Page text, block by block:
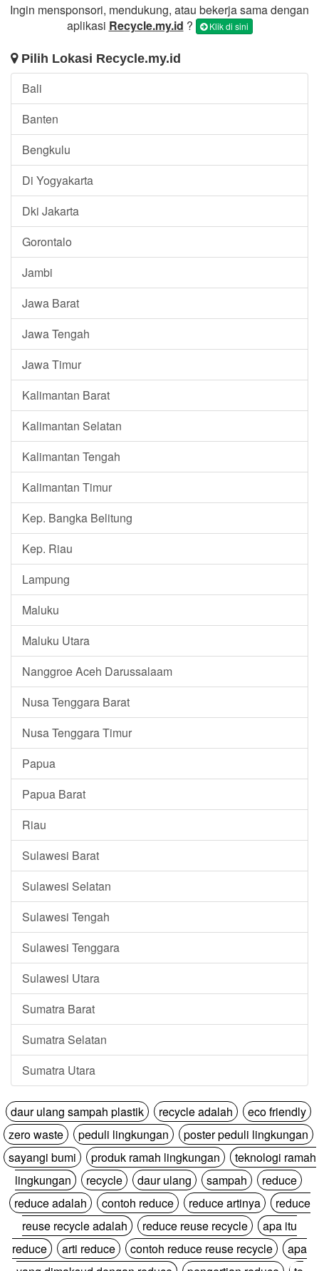
Ingin mensponsori, mendukung, atau bekerja sama dengan
aplikasi Recycle.my.id ? Klik di sini
Pilih Lokasi Recycle.my.id
Bali
Banten
Bengkulu
Di Yogyakarta
Dki Jakarta
Gorontalo
Jambi
Jawa Barat
Jawa Tengah
Jawa Timur
Kalimantan Barat
Kalimantan Selatan
Kalimantan Tengah
Kalimantan Timur
Kep. Bangka Belitung
Kep. Riau
Lampung
Maluku
Maluku Utara
Nanggroe Aceh Darussalaam
Nusa Tenggara Barat
Nusa Tenggara Timur
Papua
Papua Barat
Riau
Sulawesi Barat
Sulawesi Selatan
Sulawesi Tengah
Sulawesi Tenggara
Sulawesi Utara
Sumatra Barat
Sumatra Selatan
Sumatra Utara
daur ulang sampah plastik recycle adalah
eco friendly
zero waste
peduli lingkungan
poster peduli lingkungan
sayangi bumi
produk ramah lingkungan
teknologi ramah
lingkungan
recycle daur ulang sampah
reduce
reduce adalah
contoh reduce reduce artinya
reduce
reuse recycle adalah
reduce reuse recycle
apa itu
reduce
arti reduce contoh reduce reuse recycle
apa